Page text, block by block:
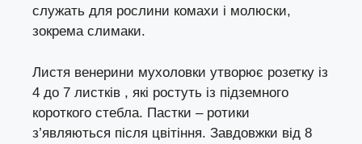
служать для рослини комахи і молюски,
зокрема слимаки.
Листя венерини мухоловки утворює розетку із
4 до 7 листків , які ростуть із підземного
короткого стебла. Пастки – ротики
з’являються після цвітіння. Завдовжки від 8